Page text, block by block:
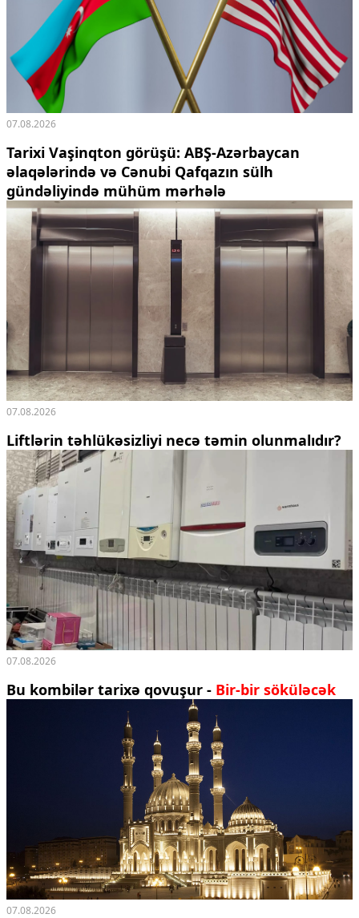
07.08.2026
Tarixi Vaşinqton görüşü: ABŞ-Azərbaycan
əlaqələrində və Cənubi Qafqazın sülh
gündəliyində mühüm mərhələ
07.08.2026
Liftlərin təhlükəsizliyi necə təmin olunmalıdır?
07.08.2026
Bu kombilər tarixə qovuşur - Bir-bir söküləcək
07.08.2026